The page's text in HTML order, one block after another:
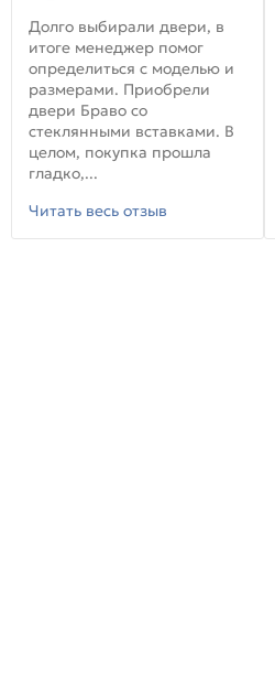
Долго выбирали двери, в
итоге менеджер помог
определиться с моделью и
размерами. Приобрели
двери Браво со
стеклянными вставками. В
целом, покупка прошла
гладко,...
Читать весь отзыв